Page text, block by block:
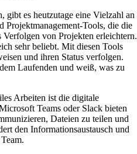
gibt es heutzutage eine Vielzahl an
Projektmanagement-Tools, die die
Verfolgen von Projekten erleichtern.
sehr beliebt. Mit diesen Tools
und ihren Status verfolgen.
Laufenden und weiß, was zu
Arbeiten ist die digitale
Teams oder Slack bieten
Dateien zu teilen und
den Informationsaustausch und